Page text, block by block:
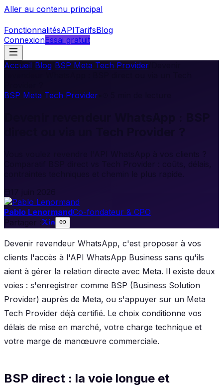
Aller au contenu principal
FonctionnalitésAPITarifsBlog
ConnexionEssai gratuit
Accueil Blog BSP Meta Tech Provider/
BSP Meta Tech Provider
Vous voulez revendre l'API WhatsApp à vos clients ?
Comparatif BSP direct vs Tech Provider : coûts, délais,
contraintes techniques et chemin le plus rapide.
Pablo LenormandCo-fondateur & CPO
Partager :
Devenir revendeur WhatsApp, c'est proposer à vos
clients l'accès à l'API WhatsApp Business sans qu'ils
aient à gérer la relation directe avec Meta. Il existe deux
voies : s'enregistrer comme BSP (Business Solution
Provider) auprès de Meta, ou s'appuyer sur un Meta
Tech Provider déjà certifié. Le choix conditionne vos
délais de mise en marché, votre charge technique et
votre marge de manœuvre commerciale.
BSP direct : la voie longue et